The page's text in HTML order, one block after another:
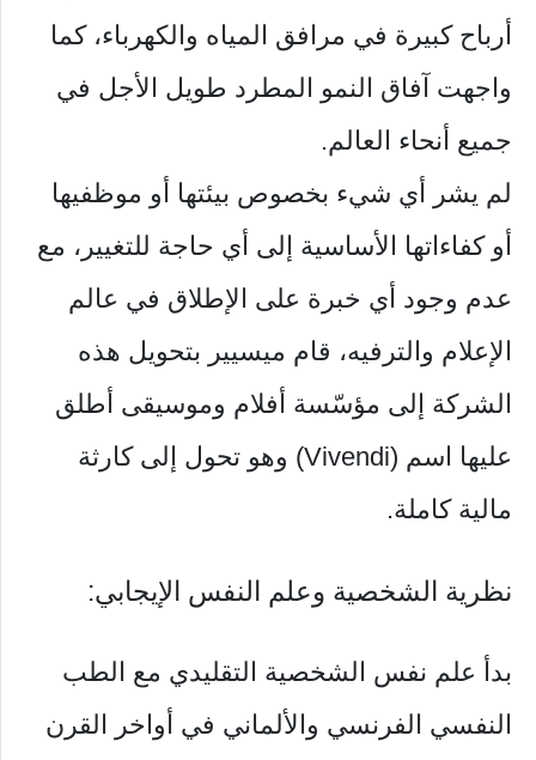
أرباح كبيرة في مرافق المياه والكهرباء، كما
واجهت آفاق النمو المطرد طويل الأجل في
جميع أنحاء العالم.
لم يشر أي شيء بخصوص بيئتها أو موظفيها
أو كفاءاتها الأساسية إلى أي حاجة للتغيير، مع
عدم وجود أي خبرة على الإطلاق في عالم
الإعلام والترفيه، قام ميسيير بتحويل هذه
الشركة إلى مؤسّسة أفلام وموسيقى أطلق
عليها اسم (Vivendi) وهو تحول إلى كارثة
مالية كاملة.
نظرية الشخصية وعلم النفس الإيجابي:
بدأ علم نفس الشخصية التقليدي مع الطب
النفسي الفرنسي والألماني في أواخر القرن